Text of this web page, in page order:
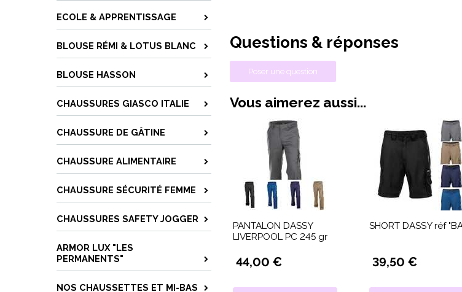
ECOLE & APPRENTISSAGE
BLOUSE RÉMI & LOTUS BLANC
BLOUSE HASSON
CHAUSSURES GIASCO ITALIE
CHAUSSURE DE GÂTINE
CHAUSSURE ALIMENTAIRE
CHAUSSURE SÉCURITÉ FEMME
CHAUSSURES SAFETY JOGGER
ARMOR LUX "LES
PERMANENTS"
NOS CHAUSSETTES ET MI-BAS
Questions & réponses
Poser une question
Vous aimerez aussi...
PANTALON DASSY
LIVERPOOL PC 245 gr
44,00 €
SHORT DASSY réf
39,50 €